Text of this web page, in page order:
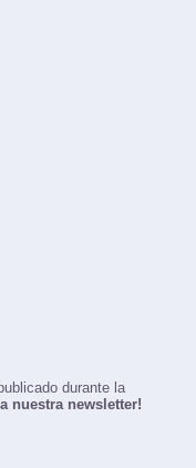
durante la
nuestra newsletter!